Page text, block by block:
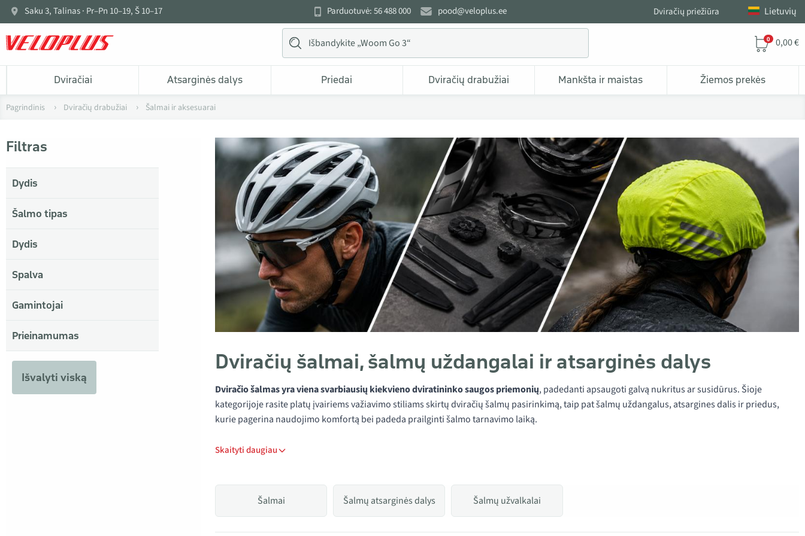
Saku 3, Talinas · Pr–Pn 10–19, Š 10–17 Parduotuvė: 56 488 000 pood@veloplus.ee Dviračių priežiūra Lietuvių
0 0,00 €
Dviračiai Atsarginės dalys Priedai Dviračių drabužiai Mankšta ir maistas Žiemos prekės
Pagrindinis Dviračių drabužiai Šalmai ir aksesuarai
Dviračių šalmai, šalmų uždangalai ir atsarginės dalys
Dviračio šalmas yra viena svarbiausių kiekvieno dviratininko saugos priemonių, padedanti apsaugoti galvą nukritus ar susidūrus. Šioje
kategorijoje rasite platų įvairiems važiavimo stiliams skirtų dviračių šalmų pasirinkimą, taip pat šalmų uždangalus, atsargines dalis ir priedus,
kurie pagerina naudojimo komfortą bei padeda prailginti šalmo tarnavimo laiką.
Skaityti daugiau
Filtras
Dydis
Šalmo tipas
Dydis
Spalva
Gamintojai
Prieinamumas
Išvalyti viską
Šalmai Šalmų atsarginės dalys Šalmų užvalkalai